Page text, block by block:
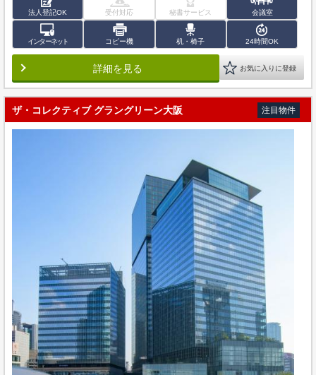
法人登記OK 受付対応 秘書サービス 会議室
インターネット コピー機 机・椅子 24時間OK
詳細を見る お気に入りに登録
ザ・コレクティブ グラングリーン大阪 注目物件